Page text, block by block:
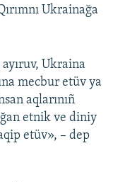
Ukrainağa
Ukraina
mecbur etüv ya
aqlarınıñ
etnik ve diniy
etüv», – dep